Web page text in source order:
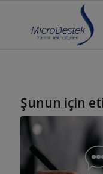
Şunun için